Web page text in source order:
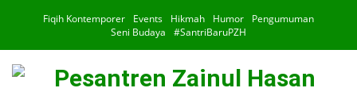
Fiqih Kontemporer Events Hikmah Humor
Pengumuman
Seni Budaya
#SantriBaruPZH